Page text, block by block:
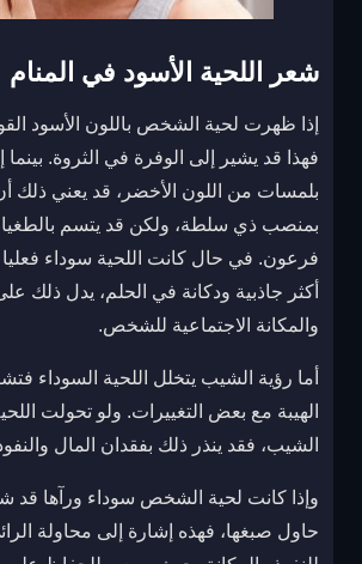
شعر اللحية الأسود في المنام
إذا ظهرت لحية الشخص باللون الأسود
فهذا قد يشير إلى الوفرة في الثروة. بينما
بلمسات من اللون الأخضر، قد يعني ذلك
بمنصب ذي سلطة، ولكن قد يتسم
فرعون. في حال كانت اللحية سوداء
أكثر جاذبية ودكانة في الحلم، يدل ذلك
والمكانة الاجتماعية للشخص.
أما رؤية الشيب يتخلل اللحية السوداء
الهيبة مع بعض التغييرات. ولو تحولت
الشيب، فقد ينذر ذلك بفقدان المال
وإذا كانت لحية الشخص سوداء ورآها قد
حاول صبغها، فهذه إشارة إلى محاولة